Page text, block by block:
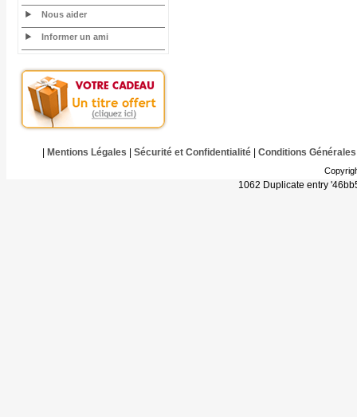
Nous aider
Informer un ami
Mentions Légales Sécurité et Confidentialité| Conditions Générales
1062 Duplicate entry